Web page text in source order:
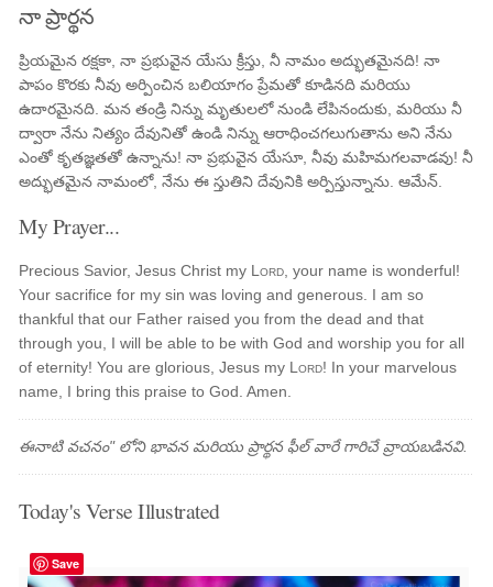
నా ప్రార్థన
ప్రియమైన రక్షకా, నా ప్రభువైన యేసు క్రీస్తు, నీ నామం అద్భుతమైనది! నా
పాపం కొరకు నీవు అర్పించిన బలియాగం ప్రేమతో కూడినది మరియు
ఉదారమైనది. మన తండ్రి నిన్ను మృతులలో నుండి లేపినందుకు, మరియు నీ
ద్వారా నేను నిత్యం దేవునితో ఉండి నిన్ను ఆరాధించగలుగుతాను అని నేను
ఎంతో కృతజ్ఞతతో ఉన్నాను! నా ప్రభువైన యేసూ, నీవు మహిమగలవాడవు! నీ
అద్భుతమైన నామంలో, నేను ఈ స్తుతిని దేవునికి అర్పిస్తున్నాను. ఆమేన్.
My Prayer...
Precious Savior, Jesus Christ my Lord , your name is wonderful!
Your sacrifice for my sin was loving and generous. I am so
thankful that our Father raised you from the dead and that
through you, I will be able to be with God and worship you for all
of eternity! You are glorious, Jesus my Lord! In your marvelous
name, I bring this praise to God. Amen.
ఈనాటి వచనం" లోని భావన మరియు ప్రార్థన ఫీల్ వారే గారిచే వ్రాయబడినవి.
Today's Verse Illustrated
Save